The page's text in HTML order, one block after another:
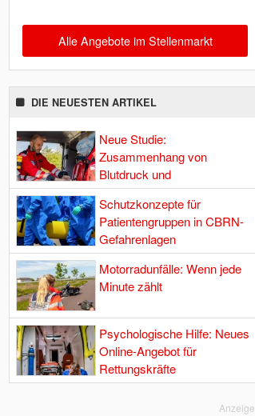
Alle Angebote im Stellenmarkt
DIE NEUESTEN ARTIKEL
Neue Studie:
Zusammenhang von
Blutdruck und
Hirndurchblutung
Schutzkonzepte für
Patientengruppen in CBRN-
Gefahrenlagen
Motorradunfälle: Wenn jede
Minute zählt
Psychologische Hilfe: Neues
Online-Angebot für
Rettungskräfte
Anzeige